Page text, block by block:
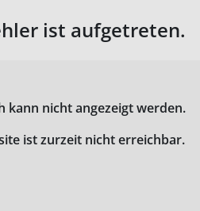
ist aufgetreten.
kann nicht angezeigt werden.
ist zurzeit nicht erreichbar.